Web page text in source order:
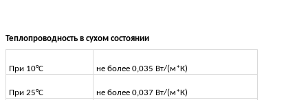
Теплопроводность в сухом состоянии
При 10°С не более 0,035 Вт/(м*К)
При 25°С не более 0,037 Вт/(м*К)